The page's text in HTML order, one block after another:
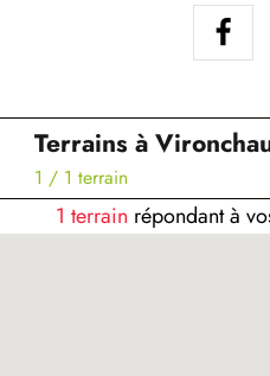
Terrains à
1 / 1 terrain
1 terrain répondant à